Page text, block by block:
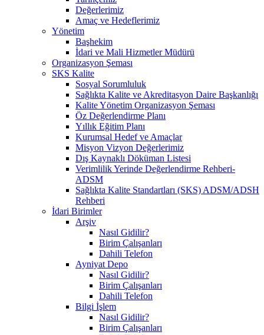
Değerlerimiz
Amaç ve Hedeflerimiz
Yönetim
Başhekim
İdari ve Mali Hizmetler Müdürü
Organizasyon Şeması
SKS Kalite
Sosyal Sorumluluk
Sağlıkta Kalite ve Akreditasyon Daire Başkanlığı
Kalite Yönetim Organizasyon Şeması
Öz Değerlendirme Planı
Yıllık Eğitim Planı
Kurumsal Hedef ve Amaçlar
Misyon Vizyon Değerlerimiz
Dış Kaynaklı Döküman Listesi
Verimlilik Yerinde Değerlendirme Rehberi-
ADSM
Sağlıkta Kalite Standartları (SKS) ADSM/ADSH
Rehberi
İdari Birimler
Arşiv
Nasıl Gidilir?
Birim Çalışanları
Dahili Telefon
Ayniyat Depo
Nasıl Gidilir?
Birim Çalışanları
Dahili Telefon
Bilgi İşlem
Nasıl Gidilir?
Birim Çalışanları